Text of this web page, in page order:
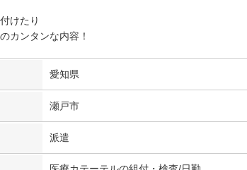
けたり
カンタンな内容！
愛知県
瀬戸市
派遣